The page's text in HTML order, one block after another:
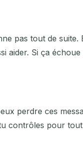
pas tout de suite.
aider. Si ça
perdre ces
contrôles pour